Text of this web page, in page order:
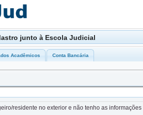
junto à Escola Judicial
Acadêmicos Conta Bancária
residente no exterior e não tenho as